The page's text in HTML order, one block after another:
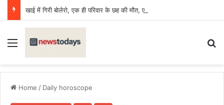
खाई में गिरी बोलेरो, एक ही परिवार के छह की मौत, एक किशोर घायल
Menu
Home / Daily horoscope